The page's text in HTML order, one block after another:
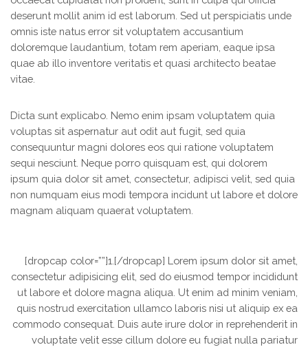
deserunt mollit anim id est laborum. Sed ut perspiciatis unde
omnis iste natus error sit voluptatem accusantium
doloremque laudantium, totam rem aperiam, eaque ipsa
quae ab illo inventore veritatis et quasi architecto beatae
vitae.
Dicta sunt explicabo. Nemo enim ipsam voluptatem quia
voluptas sit aspernatur aut odit aut fugit, sed quia
consequuntur magni dolores eos qui ratione voluptatem
sequi nesciunt. Neque porro quisquam est, qui dolorem
ipsum quia dolor sit amet, consectetur, adipisci velit, sed quia
non numquam eius modi tempora incidunt ut labore et dolore
magnam aliquam quaerat voluptatem.
[dropcap color=””]1.[/dropcap] Lorem ipsum dolor sit amet,
consectetur adipisicing elit, sed do eiusmod tempor incididunt
ut labore et dolore magna aliqua. Ut enim ad minim veniam,
quis nostrud exercitation ullamco laboris nisi ut aliquip ex ea
commodo consequat. Duis aute irure dolor in reprehenderit in
voluptate velit esse cillum dolore eu fugiat nulla pariatur